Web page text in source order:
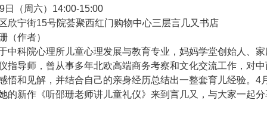
日（周六）14:00-15:00
欣宁街15号院荟聚西红门购物中心三层言几又书店
（作者）
中科院心理所儿童心理发展与教育专业，妈妈学堂创始人、
指导师，曾从事多年北欧高端商务考察和文化交流工作，对
悟和见解，并结合自己的亲身经历总结出一整套育儿经验。4
的新作《听邵珊老师讲儿童礼仪》来到言几又，与大家一起